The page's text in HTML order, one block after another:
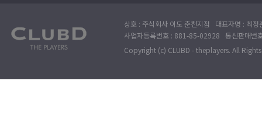
상호 : 주식회사 이도 춘천지점 대표자명 : 최
사업자등록번호 : 881-85-02928 통신판매번
Copyright (c) CLUBD - theplayers. All